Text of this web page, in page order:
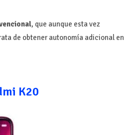
, que aunque esta vez
de obtener autonomía adicional en
K20